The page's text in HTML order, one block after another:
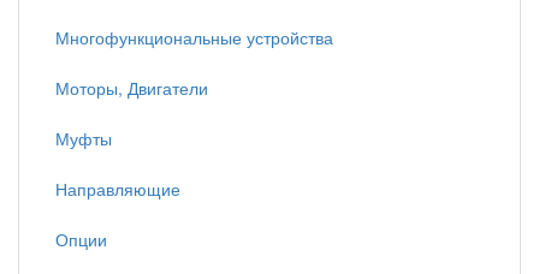
Многофункциональные устройства
Моторы, Двигатели
Муфты
Направляющие
Опции